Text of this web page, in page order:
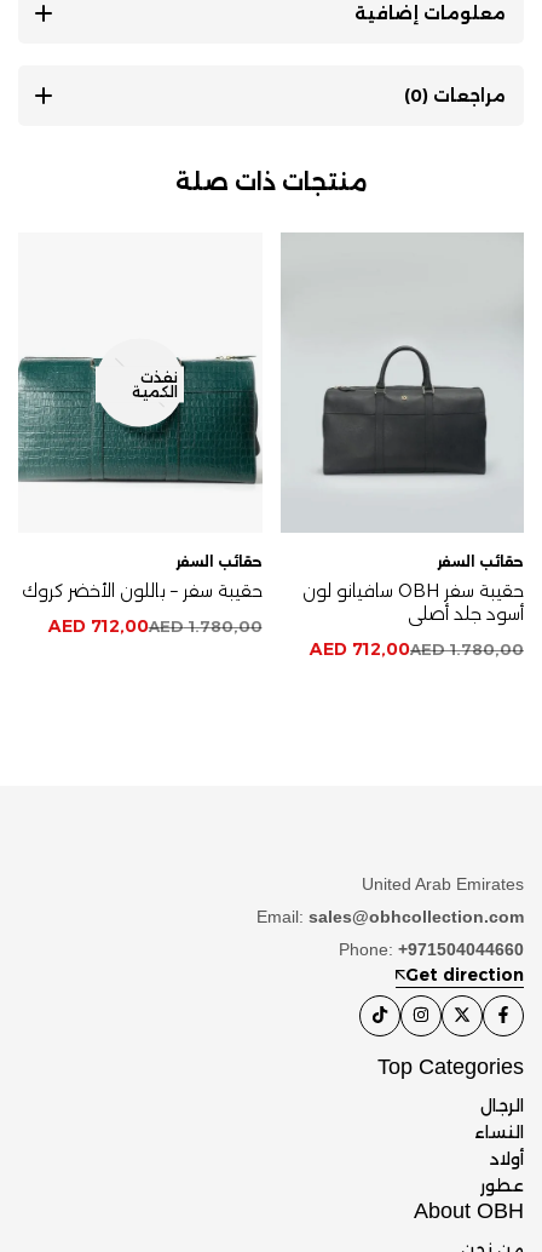
معلومات إضافية
مراجعات (0)
منتجات ذات صلة
حقائب السفر
حقيبة سفر OBH سافيانو لون
أسود جلد أصلي
AED1.780,00
AED 712,00
نفذت
الكمية
حقائب السفر
حقيبة سفر – باللون الأخضر كروك
AED1.780,00
AED712,00
United Arab Emirates
Email: sales@obhcollection.com
Phone: +971504044660
Get direction
Top Categories
الرجال
النساء
أولاد
عطور
About OBH